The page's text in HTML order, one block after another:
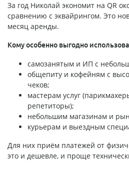
За год Николай экономит на QR
сравнению с эквайрингом. Это
месяц аренды.
Кому особенно выгодно
самозанятым и ИП с
общепиту и кофейням с
чеков;
мастерам услуг
репетиторы);
небольшим магазинам и
курьерам и выездным
Для них приём платежей от
это и дешевле, и проще